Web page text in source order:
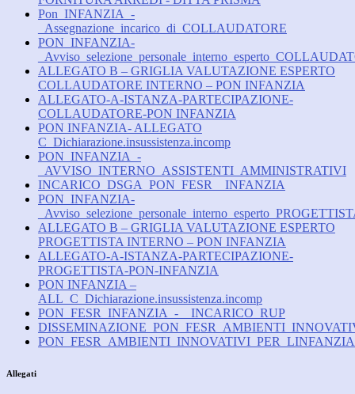
Pon_INFANZIA_-
_Assegnazione_incarico_di_COLLAUDATORE
PON_INFANZIA-
ALLEGATO B – GRIGLIA VALUTAZIONE ESPERTO
COLLAUDATORE INTERNO – PON INFANZIA
ALLEGATO-A-ISTANZA-PARTECIPAZIONE-
COLLAUDATORE-PON INFANZIA
PON INFANZIA- ALLEGATO
C_Dichiarazione.insussistenza.incomp
PON_INFANZIA_-
_AVVISO_INTERNO_ASSISTENTI_AMMINISTRATIVI
INCARICO_DSGA_PON_FESR__INFANZIA
PON_INFANZIA-
ALLEGATO B – GRIGLIA VALUTAZIONE ESPERTO
PROGETTISTA INTERNO – PON INFANZIA
ALLEGATO-A-ISTANZA-PARTECIPAZIONE-
PROGETTISTA-PON-INFANZIA
PON INFANZIA –
ALL_C_Dichiarazione.insussistenza.incomp
PON_FESR_INFANZIA_-__INCARICO_RUP
Allegati